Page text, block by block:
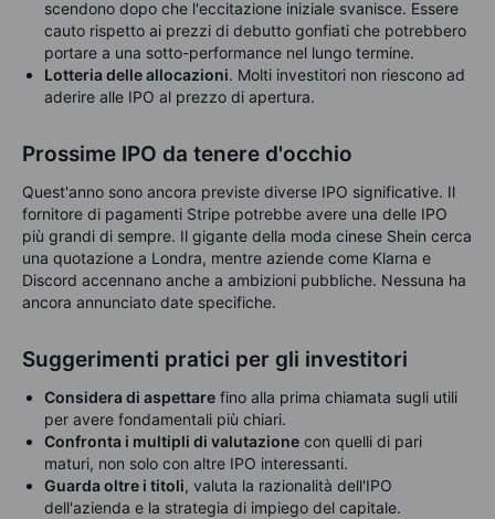
scendono dopo che l'eccitazione iniziale svanisce. Essere
cauto rispetto ai prezzi di debutto gonfiati che potrebbero
portare a una sotto-performance nel lungo termine.
Lotteria delle allocazioni. Molti investitori non riescono ad
aderire alle IPO al prezzo di apertura.
Prossime IPO da tenere d'occhio
Quest'anno sono ancora previste diverse IPO significative. Il
fornitore di pagamenti Stripe potrebbe avere una delle IPO
più grandi di sempre. Il gigante della moda cinese Shein cerca
una quotazione a Londra, mentre aziende come Klarna e
Discord accennano anche a ambizioni pubbliche. Nessuna ha
ancora annunciato date specifiche.
Suggerimenti pratici per gli investitori
Considera di aspettare fino alla prima chiamata sugli utili
per avere fondamentali più chiari.
Confronta i multipli di valutazione con quelli di pari
maturi, non solo con altre IPO interessanti.
Guarda oltre i titoli, valuta la razionalità dell'IPO
dell'azienda e la strategia di impiego del capitale.